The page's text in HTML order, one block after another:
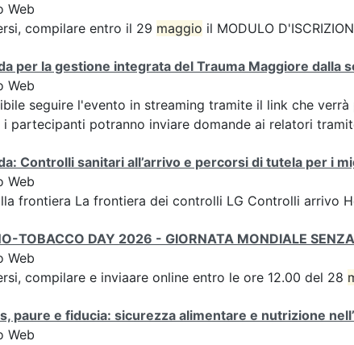
Web
compilare entro il 29 maggio il MODULO
per la gestione integrata del Trauma Maggiore dalla
Web
seguire l'evento in streaming tramite il link che
i partecipanti potranno inviare domande ai relatori
Controlli sanitari all’arrivo e percorsi di tutela per i
Web
frontiera La frontiera dei controlli LG Controlli arrivo
TOBACCO DAY 2026 - GIORNATA MONDIALE
Web
compilare e inviaare online entro le ore 12.00 del 28
paure e fiducia: sicurezza alimentare e nutrizione
Web